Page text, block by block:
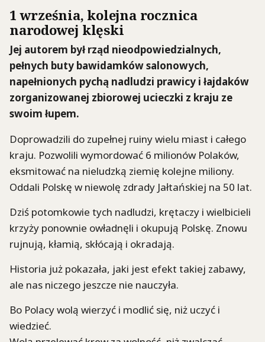
1 września, kolejna rocznica
narodowej klęski
Jej autorem był rząd nieodpowiedzialnych,
pełnych buty bawidamków salonowych,
napełnionych pychą nadludzi prawicy i łajdaków
zorganizowanej zbiorowej ucieczki z kraju ze
swoim łupem.
Doprowadzili do zupełnej ruiny wielu miast i całego
kraju. Pozwolili wymordować 6 milionów Polaków,
eksmitować na nieludzką ziemię kolejne miliony.
Oddali Polskę w niewolę zdrady Jałtańskiej na 50 lat.
Dziś potomkowie tych nadludzi, krętaczy i wielbicieli
krzyży ponownie owładnęli i okupują Polskę. Znowu
rujnują, kłamią, skłócają i okradają.
Historia już pokazała, jaki jest efekt takiej zabawy,
ale nas niczego jeszcze nie nauczyła.
Bo Polacy wolą wierzyć i modlić się, niż uczyć i
wiedzieć.